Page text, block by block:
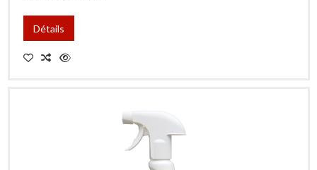
Détails